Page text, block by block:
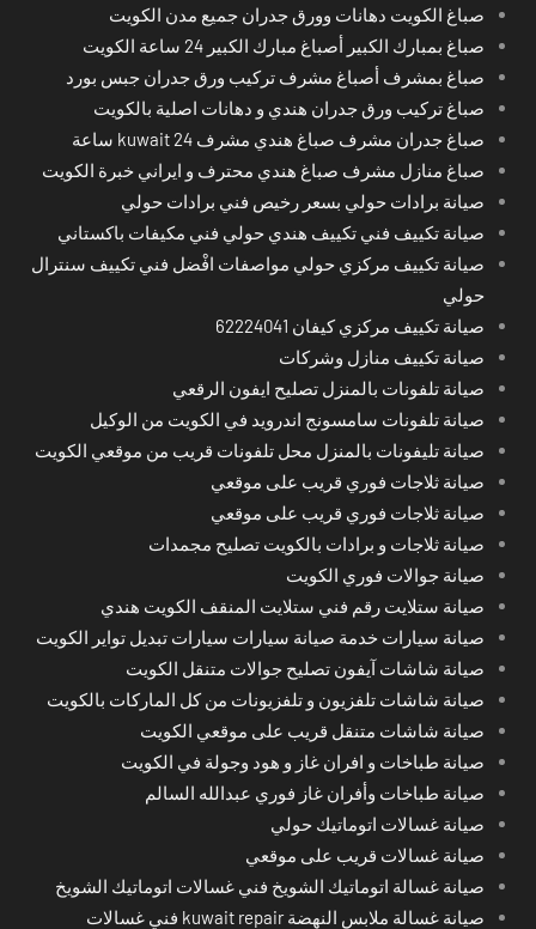
صباغ الكويت دهانات وورق جدران جميع مدن الكويت
صباغ بمبارك الكبير أصباغ مبارك الكبير 24 ساعة الكويت
صباغ بمشرف أصباغ مشرف تركيب ورق جدران جبس بورد
صباغ تركيب ورق جدران هندي و دهانات اصلية بالكويت
صباغ جدران مشرف صباغ هندي مشرف kuwait 24 ساعة
صباغ منازل مشرف صباغ هندي محترف و ايراني خبرة الكويت
صيانة برادات حولي بسعر رخيص فني برادات حولي
صيانة تكييف فني تكييف هندي حولي فني مكيفات باكستاني
صيانة تكييف مركزي حولي مواصفات افْضل فني تكييف سنترال
حولي
صيانة تكييف مركزي كيفان 62224041
صيانة تكييف منازل وشركات
صيانة تلفونات بالمنزل تصليح ايفون الرقعي
صيانة تلفونات سامسونج اندرويد في الكويت من الوكيل
صيانة تليفونات بالمنزل محل تلفونات قريب من موقعي الكويت
صيانة ثلاجات فوري قريب على موقعي
صيانة ثلاجات فوري قريب على موقعي
صيانة ثلاجات و برادات بالكويت تصليح مجمدات
صيانة جوالات فوري الكويت
صيانة ستلايت رقم فني ستلايت المنقف الكويت هندي
صيانة سيارات خدمة صيانة سيارات سيارات تبديل تواير الكويت
صيانة شاشات آيفون تصليح جوالات متنقل الكويت
صيانة شاشات تلفزيون و تلفزيونات من كل الماركات بالكويت
صيانة شاشات متنقل قريب على موقعي الكويت
صيانة طباخات و افران غاز و هود وجولة في الكويت
صيانة طباخات وأفران غاز فوري عبدالله السالم
صيانة غسالات اتوماتيك حولي
صيانة غسالات قريب على موقعي
صيانة غسالة اتوماتيك الشويخ فني غسالات اتوماتيك الشويخ
صيانة غسالة ملابس النهضة kuwait repair فني غسالات